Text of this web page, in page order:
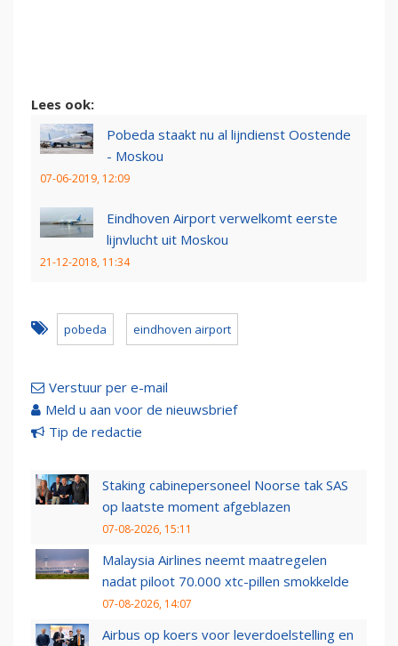
Lees ook:
Pobeda staakt nu al lijndienst Oostende
- Moskou
07-06-2019, 12:09
Eindhoven Airport verwelkomt eerste
lijnvlucht uit Moskou
21-12-2018, 11:34
pobeda eindhoven airport
Verstuur per e-mail
Meld u aan voor de nieuwsbrief
Tip de redactie
Staking cabinepersoneel Noorse tak SAS
op laatste moment afgeblazen
07-08-2026, 15:11
Malaysia Airlines neemt maatregelen
nadat piloot 70.000 xtc-pillen smokkelde
07-08-2026, 14:07
Airbus op koers voor leverdoelstelling en